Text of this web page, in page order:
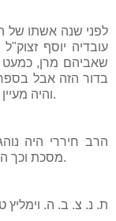
לפני שנה אשתו של
עובדיה יוסף
שאביהם מרן, כמעט
בדור הזה אבל
והיה מעיין בהם תמיד ומשבחם, ואף ציטט מהם בספריו.
מסכת וכך הגדיל תורה בעם ישראל ובפרט בעיר תל אביב.
ת. נ. צ. ב. ה.